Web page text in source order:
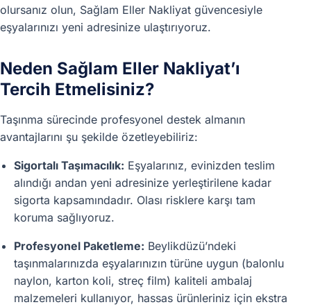
olursanız olun, Sağlam Eller Nakliyat güvencesiyle
eşyalarınızı yeni adresinize ulaştırıyoruz.
Neden Sağlam Eller Nakliyat’ı
Tercih Etmelisiniz?
Taşınma sürecinde profesyonel destek almanın
avantajlarını şu şekilde özetleyebiliriz:
Sigortalı Taşımacılık: Eşyalarınız, evinizden teslim
alındığı andan yeni adresinize yerleştirilene kadar
sigorta kapsamındadır. Olası risklere karşı tam
koruma sağlıyoruz.
Profesyonel Paketleme: Beylikdüzü’ndeki
taşınmalarınızda eşyalarınızın türüne uygun (balonlu
naylon, karton koli, streç film) kaliteli ambalaj
malzemeleri kullanıyor, hassas ürünleriniz için ekstra